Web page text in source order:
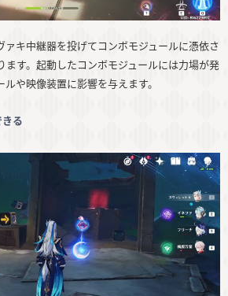
ァキ中継器を投げてコンボモジュールに憑依さ
ます。起動したコンボモジュールには力場が発
や映像装置に影響を与えます。
る